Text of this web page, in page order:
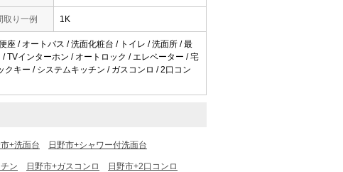
取り一例 1K
座 / オートバス / 洗面化粧台 / トイレ / 洗面所 / 最
TVインターホン / オートロック / エレベーター / 宅
キー / システムキッチン / ガスコンロ / 2口コン
+洗面台 日野市+シャワー付洗面台
ン 日野市+ガスコンロ 日野市+2口コンロ